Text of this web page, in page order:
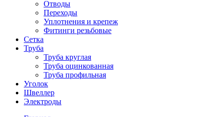
Отводы
Переходы
Уплотнения и крепеж
Фитинги резьбовые
Сетка
Труба
Труба круглая
Труба оцинкованная
Труба профильная
Уголок
Швеллер
Электроды